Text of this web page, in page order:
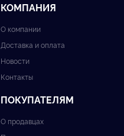
КОМПАНИЯ
О компании
Доставка и оплата
Новости
Контакты
ПОКУПАТЕЛЯМ
О продавцах